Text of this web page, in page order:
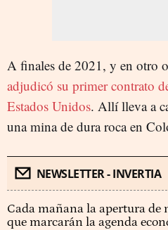
A finales de 2021, y en otro
adjudicó su primer contrato
Estados Unidos. Allí lleva a
una mina de dura roca en
NEWSLETTER - INVERTIA
Cada mañana la apertura de
que marcarán la agenda